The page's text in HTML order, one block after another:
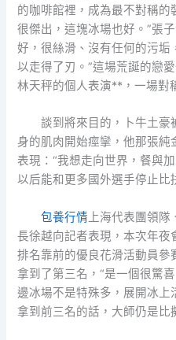
的咖啡館裡，成為最不對稱
很傑出，這塊冰場也好。”張
好，很絲滑、沒有任何的污垢
以走得了刃。”這場荒誕的戀
林天秤的個人表演**，一場對
談到將來目的，卜牛土豪
身的肌肉開始痙攣，他那張
表現：“我想走向世界，餐與
以后能和更多國外選手停止比
包養行情 上海代表團領
長徐越向記者表現，本次年夜
排名靠前的優良花滑活動員
拿到了第三名，“是一個很驚
邊冰場不是特殊多，展開冰上
拿到前三名的話，大師仍是比